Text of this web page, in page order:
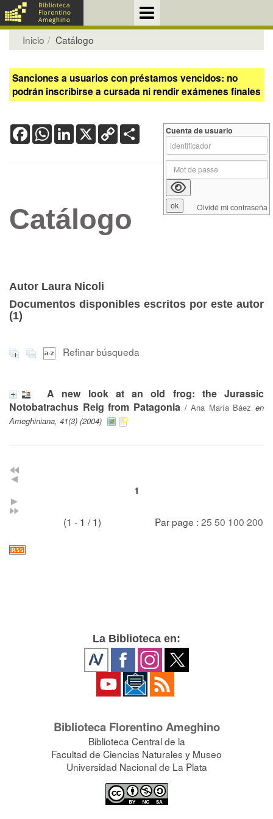
Inicio Catálogo
Sanciones a usuarios con préstamos vencidos: no
podrán inscribirse a cursada ni rendir exámenes finales
FacebookWhatsApp
LinkedIn
X Copy
Link
Catálogo
Autor Laura Nicoli
Documentos disponibles escritos por este autor
(1)
Refinar búsqueda
A new look at an old frog: the Jurassic
Notobatrachus Reig from Patagonia/Ana María Báez en
Ameghiniana, 41(3) (2004)
1
(1 - 1 / 1) Par page : 25 50 100 200
Cuenta de usuario
Olvidé mi contraseña
La Biblioteca en:
Biblioteca Florentino Ameghino
Biblioteca Central de la
Facultad de Ciencias Naturales y Museo
Universidad Nacional de La Plata